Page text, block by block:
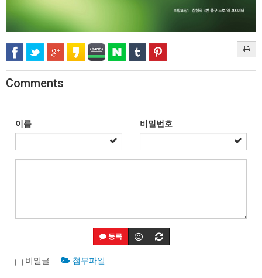
Comments
이름 비밀번호
등록
비밀글 첨부파일